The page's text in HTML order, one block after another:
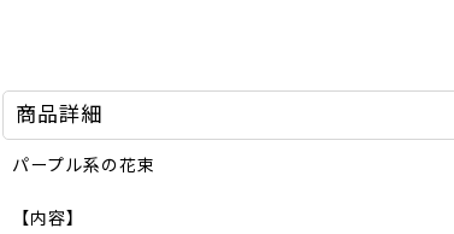
商品詳細
パープル系の花束
【内容】